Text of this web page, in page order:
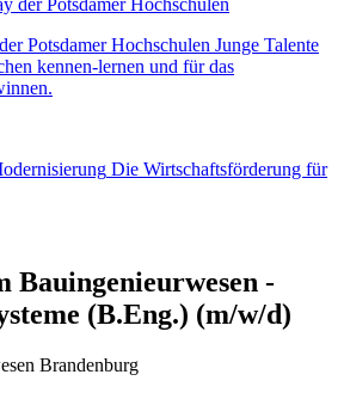
Potsdamer Hochschulen Junge Talente
kennen-lernen und für das
Die Wirtschaftsförderung für
Bauingenieurwesen -
(B.Eng.) (m/w/d)
Brandenburg